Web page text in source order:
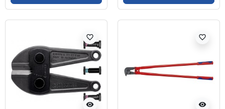
visibility
favorite_border
visibility
favorite_border